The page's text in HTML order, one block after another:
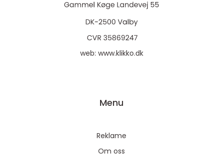
web: www.klikko.dk
Menu
Reklame
Om oss